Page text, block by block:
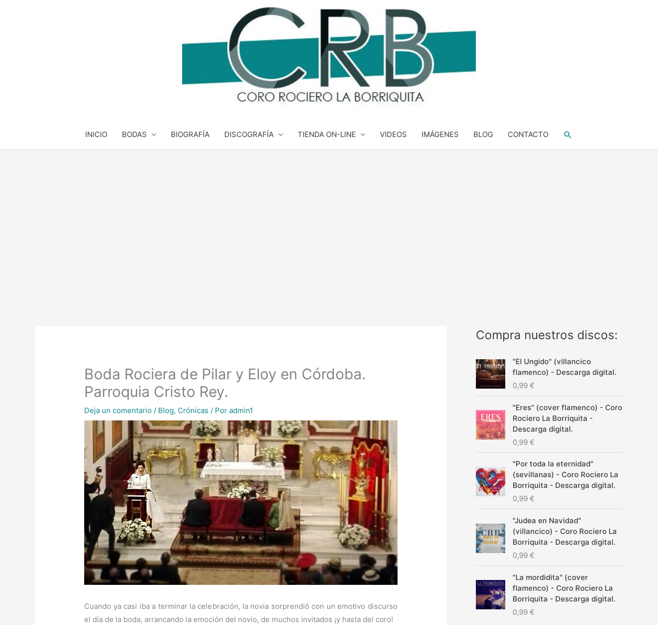
INICIO BODAS BIOGRAFÍA DISCOGRAFÍA TIENDA ON-LINE VIDEOS IMÁGENES BLOG CONTACTO Buscar
Boda Rociera de Pilar y Eloy en Córdoba.
Parroquia Cristo Rey.
Deja un comentario / Blog, Crónicas / Poradmin1
Cuando ya casi iba a terminar la celebración, la novia sorprendió con un emotivo discurso
el día de la boda, arrancando la emoción del novio, de muchos invitados ¡y hasta del coro!
Compra nuestros discos:
"El Ungido" (villancico
flamenco) - Descarga digital.
0,99 €
"Eres" (cover flamenco) - Coro
Rociero La Borriquita -
Descarga digital.
0,99 €
"Por toda la eternidad"
(sevillanas) - Coro Rociero La
Borriquita - Descarga digital.
0,99 €
"Judea en Navidad"
(villancico) - Coro Rociero La
Borriquita - Descarga digital.
0,99 €
"La mordidita" (cover
flamenco) - Coro Rociero La
Borriquita - Descarga digital.
0,99 €